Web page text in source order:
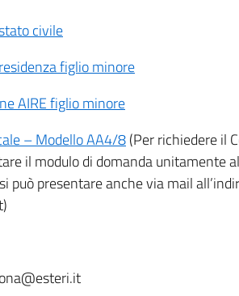
civile
figlio minore
AIRE figlio minore
– Modello AA4/8(Per richiedere il
il modulo di domanda unitamente
può presentare anche via mail